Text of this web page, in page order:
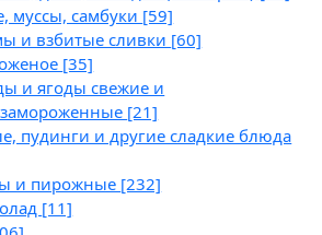
муссы, самбуки [59]
и взбитые сливки [60]
[35]
и ягоды свежие и
[21]
пудинги и другие сладкие блюда
и пирожные [232]
[11]